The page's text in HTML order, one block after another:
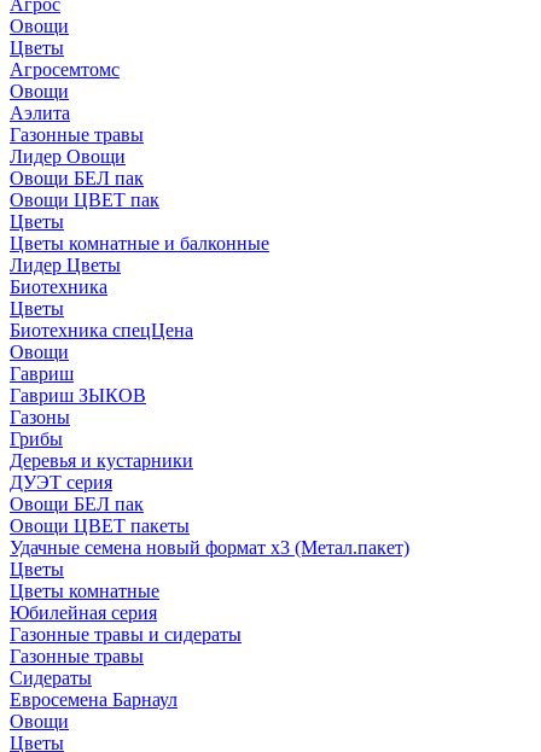
Агрос
Овощи
Цветы
Агросемтомс
Овощи
Аэлита
Газонные травы
Лидер Овощи
Овощи БЕЛ пак
Овощи ЦВЕТ пак
Цветы
Цветы комнатные и балконные
Лидер Цветы
Биотехника
Цветы
Биотехника спецЦена
Овощи
Гавриш
Гавриш ЗЫКОВ
Газоны
Грибы
Деревья и кустарники
ДУЭТ серия
Овощи БЕЛ пак
Овощи ЦВЕТ пакеты
Удачные семена новый формат х3 (Метал.пакет)
Цветы
Цветы комнатные
Юбилейная серия
Газонные травы и сидераты
Газонные травы
Сидераты
Евросемена Барнаул
Овощи
Цветы